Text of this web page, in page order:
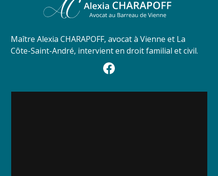
Maître Alexia CHARAPOFF, avocat à Vienne et La
Côte-Saint-André, intervient en droit familial et civil.